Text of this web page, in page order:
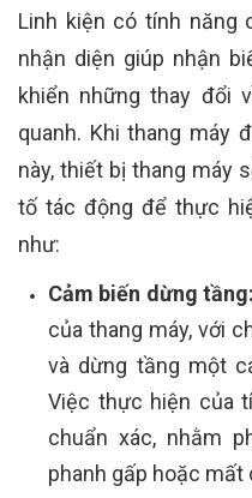
Linh kiện có tính năng
nhận diện giúp nhận
khiển những thay đổi
quanh. Khi thang máy
này, thiết bị thang máy
tố tác động để thực
như:
Cảm biến dừng tầng:
của thang máy, với
và dừng tầng một
Việc thực hiện của
chuẩn xác, nhằm
phanh gấp hoặc mất